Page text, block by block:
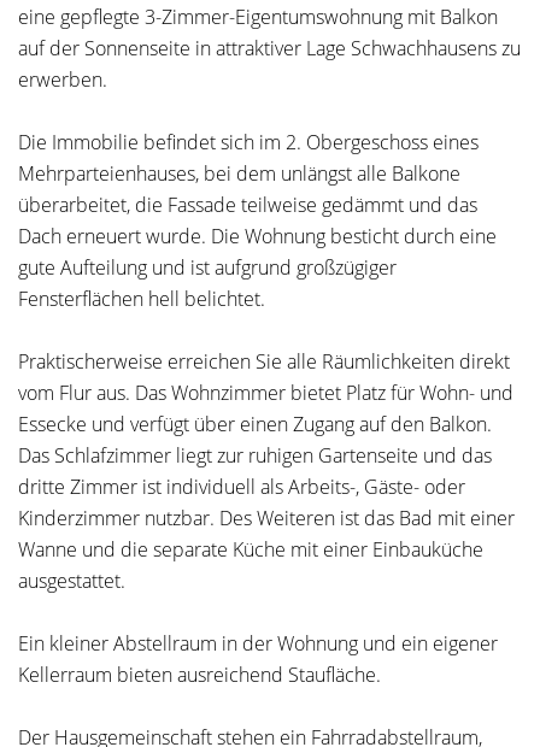
eine gepflegte 3-Zimmer-Eigentumswohnung mit Balkon
auf der Sonnenseite in attraktiver Lage Schwachhausens zu
erwerben.
Die Immobilie befindet sich im 2. Obergeschoss eines
Mehrparteienhauses, bei dem unlängst alle Balkone
überarbeitet, die Fassade teilweise gedämmt und das
Dach erneuert wurde. Die Wohnung besticht durch eine
gute Aufteilung und ist aufgrund großzügiger
Fensterflächen hell belichtet.
Praktischerweise erreichen Sie alle Räumlichkeiten direkt
vom Flur aus. Das Wohnzimmer bietet Platz für Wohn- und
Essecke und verfügt über einen Zugang auf den Balkon.
Das Schlafzimmer liegt zur ruhigen Gartenseite und das
dritte Zimmer ist individuell als Arbeits-, Gäste- oder
Kinderzimmer nutzbar. Des Weiteren ist das Bad mit einer
Wanne und die separate Küche mit einer Einbauküche
ausgestattet.
Ein kleiner Abstellraum in der Wohnung und ein eigener
Kellerraum bieten ausreichend Staufläche.
Der Hausgemeinschaft stehen ein Fahrradabstellraum,